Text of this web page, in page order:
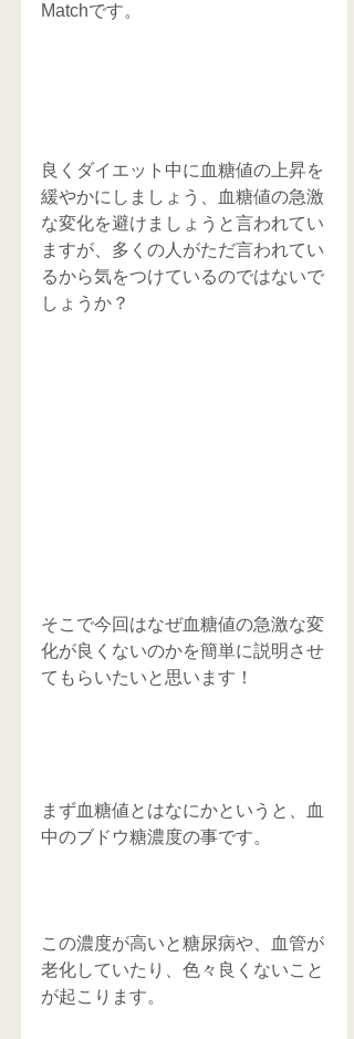
Matchです。
良くダイエット中に血糖値の上昇を
緩やかにしましょう、血糖値の急激
な変化を避けましょうと言われてい
ますが、多くの人がただ言われてい
るから気をつけているのではないで
しょうか？
そこで今回はなぜ血糖値の急激な変
化が良くないのかを簡単に説明させ
てもらいたいと思います！
まず血糖値とはなにかというと、血
中のブドウ糖濃度の事です。
この濃度が高いと糖尿病や、血管が
老化していたり、色々良くないこと
が起こります。